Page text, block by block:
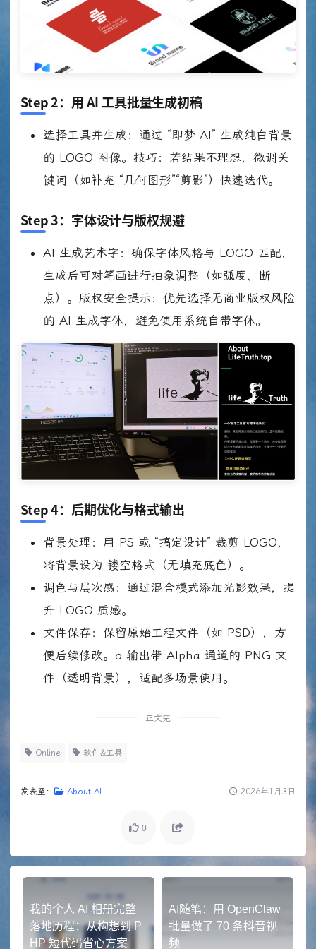
Step 2：用 AI 工具批量生成初稿
选择工具并生成：通过 “即梦 AI” 生成纯白背景
的 LOGO 图像。技巧：若结果不理想，微调关
键词（如补充 “几何图形”“剪影”）快速迭代。
Step 3：字体设计与版权规避
AI 生成艺术字：确保字体风格与 LOGO 匹配，
生成后可对笔画进行抽象调整（如弧度、断
点）。版权安全提示：优先选择无商业版权风险
的 AI 生成字体，避免使用系统自带字体。
Step 4：后期优化与格式输出
背景处理：用 PS 或 “搞定设计” 裁剪 LOGO，
将背景设为 镂空格式（无填充底色）。
调色与层次感：通过混合模式添加光影效果，提
升 LOGO 质感。
文件保存：保留原始工程文件（如 PSD），方
便后续修改。o 输出带 Alpha 通道的 PNG 文
件（透明背景），适配多场景使用。
正文完
Online 软件&工具
发表至： About AI 2026年1月3日
0
我的个人 AI 相册完整
落地历程：从构想到 P
HP 短代码省心方案
AI随笔：用 OpenClaw
批量做了 70 条抖音视
频